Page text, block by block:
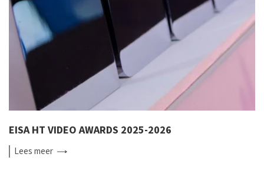
EISA HT VIDEO AWARDS 2025-2026
Leesmeer